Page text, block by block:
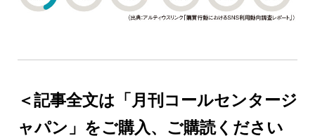
＜記事全文は「月刊コールセンタージ
ャパン」をご購入、ご購読ください